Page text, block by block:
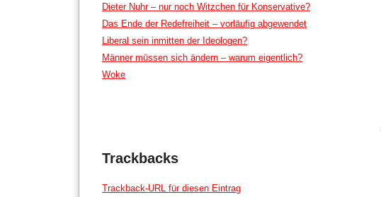
Dieter Nuhr – nur noch Witzchen für Konservative?
Das Ende der Redefreiheit – vorläufig abgewendet
Liberal sein inmitten der Ideologen?
Männer müssen sich ändern – warum eigentlich?
Woke
Trackbacks
Trackback-URL für diesen Eintrag